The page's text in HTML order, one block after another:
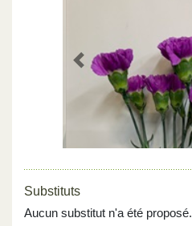
Previous
Substituts
Aucun substitut n'a été proposé.